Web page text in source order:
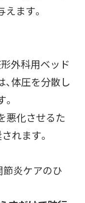
ます。
外科用ベッド
、体圧を分散し
悪化させるた
れます。
炎ケアのひ